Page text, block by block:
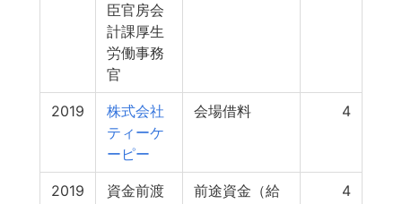
臣官房会
計課厚生
労働事務
官
2019
株式会社
ティーケ
ーピー
会場借料 4
2019
資金前渡
前途資金（給
4